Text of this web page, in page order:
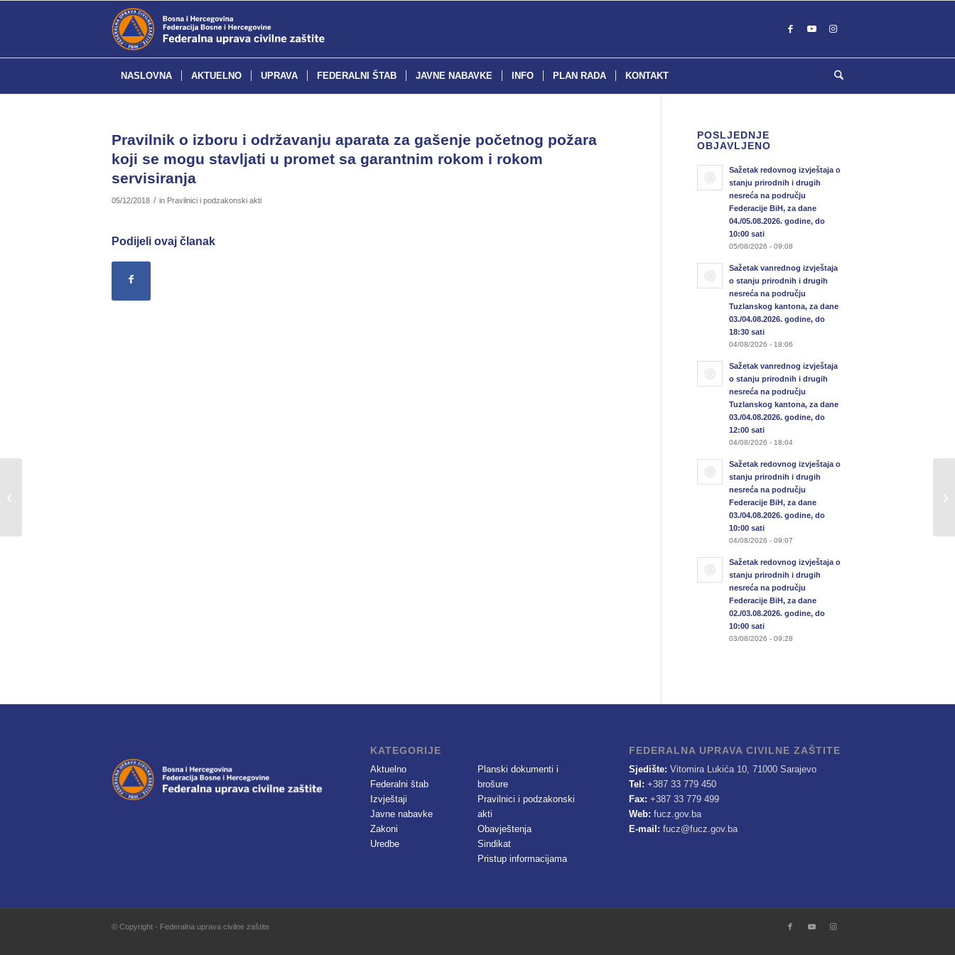
NASLOVNA AKTUELNO UPRAVA FEDERALNI ŠTAB JAVNE NABAVKE INFO PLAN RADA KONTAKT
Pravilnik o izboru i održavanju aparata za gašenje početnog požara
koji se mogu stavljati u promet sa garantnim rokom i rokom
servisiranja
05/12/2018 / in Pravilnici i podzakonski akti
Podijeli ovaj članak
POSLJEDNJE
OBJAVLJENO
Sažetak redovnog izvještaja o
stanju prirodnih i drugih
nesreća na području
Federacije BiH, za dane
04./05.08.2026. godine, do
10:00 sati
05/08/2026 - 09:08
Sažetak vanrednog izvještaja
o stanju prirodnih i drugih
nesreća na području
Tuzlanskog kantona, za dane
03./04.08.2026. godine, do
18:30 sati
04/08/2026 - 18:06
Sažetak vanrednog izvještaja
o stanju prirodnih i drugih
nesreća na području
Tuzlanskog kantona, za dane
03./04.08.2026. godine, do
12:00 sati
04/08/2026 - 18:04
Sažetak redovnog izvještaja o
stanju prirodnih i drugih
nesreća na području
Federacije BiH, za dane
03./04.08.2026. godine, do
10:00 sati
04/08/2026 - 09:07
Sažetak redovnog izvještaja o
stanju prirodnih i drugih
nesreća na području
Federacije BiH, za dane
02./03.08.2026. godine, do
10:00 sati
03/08/2026 - 09:28
KATEGORIJE
Aktuelno
Federalni štab
Izvještaji
Javne nabavke
Zakoni
Uredbe
Planski dokumenti i
brošure
Pravilnici i podzakonski
akti
Obavještenja
Sindikat
Pristup informacijama
FEDERALNA UPRAVA CIVILNE ZAŠTITE
Sjedište: Vitomira Lukića 10, 71000 Sarajevo
Tel: +387 33 779 450
Fax: +387 33 779 499
Web: fucz.gov.ba
E-mail: fucz@fucz.gov.ba
© Copyright - Federalna uprava civilne zaštite